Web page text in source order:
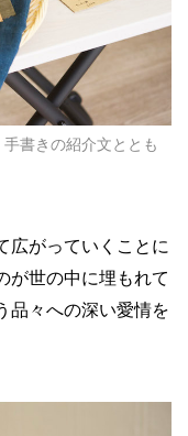
書きの紹介文ととも
広がっていくことに
が世の中に埋もれて
品々への深い愛情を